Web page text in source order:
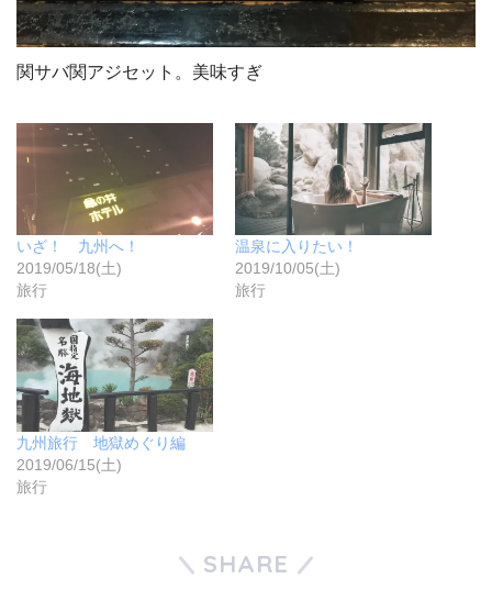
関サバ関アジセット。美味すぎ
いざ！ 九州へ！
2019/05/18(土)
旅行
温泉に入りたい！
2019/10/05(土)
旅行
九州旅行 地獄めぐり編
2019/06/15(土)
旅行
SHARE